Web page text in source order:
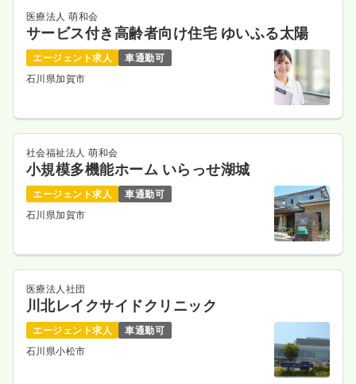
医療法人 萌和会
サービス付き高齢者向け住宅 ゆいふる太陽
エージェント求人
車通勤可
石川県加賀市
社会福祉法人 萌和会
小規模多機能ホーム いらっせ湖城
エージェント求人
車通勤可
石川県加賀市
医療法人社団
川北レイクサイドクリニック
エージェント求人
車通勤可
石川県小松市